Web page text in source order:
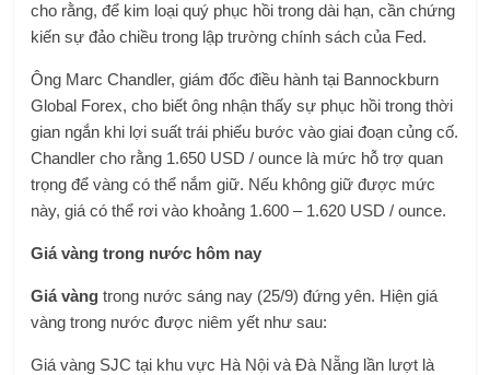
cho rằng, để kim loại quý phục hồi trong dài hạn, cần chứng
kiến ​​sự đảo chiều trong lập trường chính sách của Fed.
Ông Marc Chandler, giám đốc điều hành tại Bannockburn
Global Forex, cho biết ông nhận thấy sự phục hồi trong thời
gian ngắn khi lợi suất trái phiếu bước vào giai đoạn củng cố.
Chandler cho rằng 1.650 USD / ounce là mức hỗ trợ quan
trọng để vàng có thể nắm giữ. Nếu không giữ được mức
này, giá có thể rơi vào khoảng 1.600 – 1.620 USD / ounce.
Giá vàng trong nước hôm nay
Giá vàng trong nước sáng nay (25/9) đứng yên. Hiện giá
vàng trong nước được niêm yết như sau:
Giá vàng SJC tại khu vực Hà Nội và Đà Nẵng lần lượt là